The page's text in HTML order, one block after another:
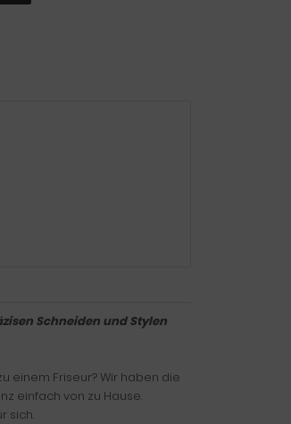
Schneiden und Stylen
einem Friseur? Wir haben die
einfach von zu Hause.
sich.